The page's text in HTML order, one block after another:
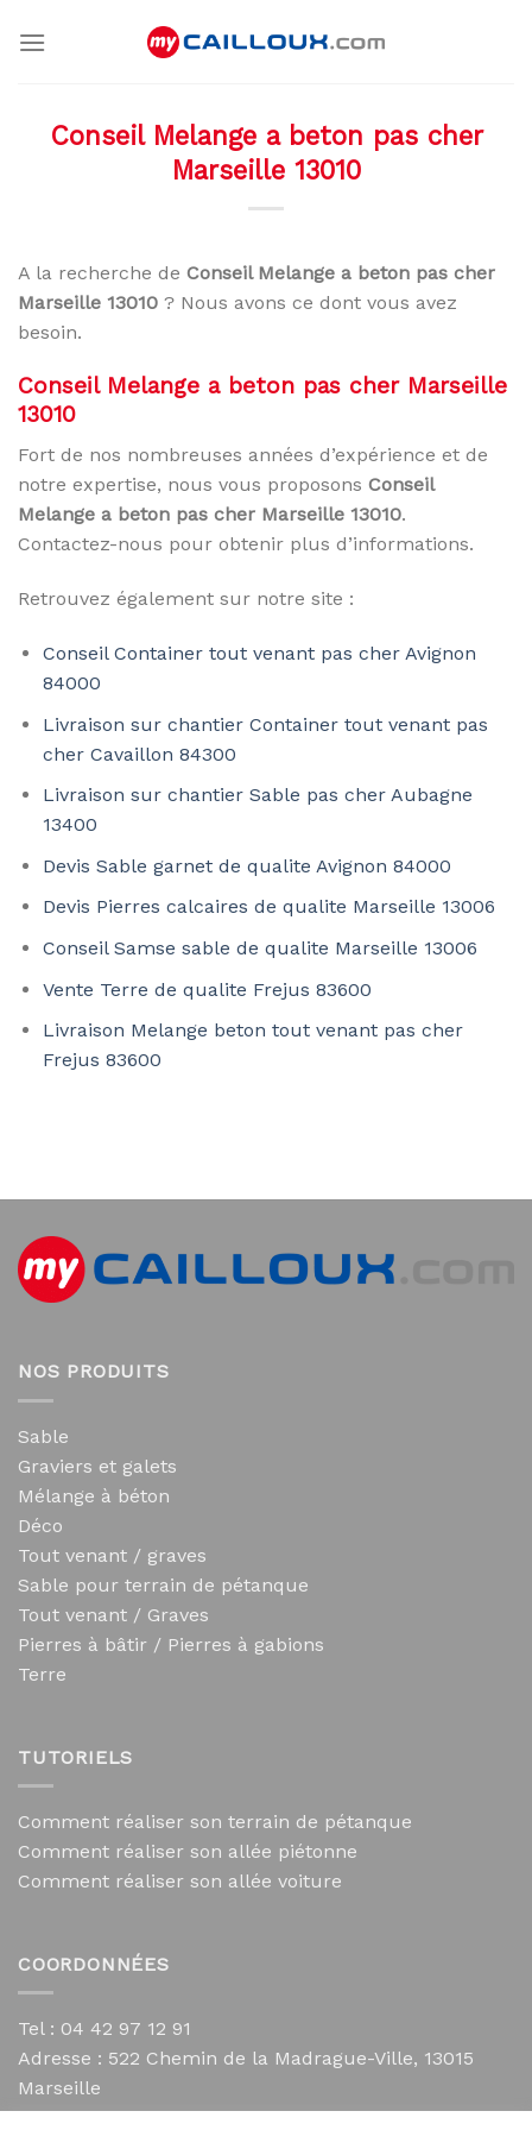
Conseil Melange a beton pas cher
Marseille 13010
A la recherche de Conseil Melange a beton pas cher
Marseille 13010 ? Nous avons ce dont vous avez
besoin.
Conseil Melange a beton pas cher Marseille
13010
Fort de nos nombreuses années d’expérience et de
notre expertise, nous vous proposons Conseil
Melange a beton pas cher Marseille 13010.
Contactez-nous pour obtenir plus d’informations.
Retrouvez également sur notre site :
Conseil Container tout venant pas cher Avignon
84000
Livraison sur chantier Container tout venant pas
cher Cavaillon 84300
Livraison sur chantier Sable pas cher Aubagne
13400
Devis Sable garnet de qualite Avignon 84000
Devis Pierres calcaires de qualite Marseille 13006
Conseil Samse sable de qualite Marseille 13006
Vente Terre de qualite Frejus 83600
Livraison Melange beton tout venant pas cher
Frejus 83600
NOS PRODUITS
Sable
Graviers et galets
Mélange à béton
Déco
Tout venant / graves
Sable pour terrain de pétanque
Tout venant / Graves
Pierres à bâtir / Pierres à gabions
Terre
TUTORIELS
Comment réaliser son terrain de pétanque
Comment réaliser son allée piétonne
Comment réaliser son allée voiture
COORDONNÉES
Tel : 04 42 97 12 91
Adresse : 522 Chemin de la Madrague-Ville, 13015
Marseille
contact@mycailloux.com